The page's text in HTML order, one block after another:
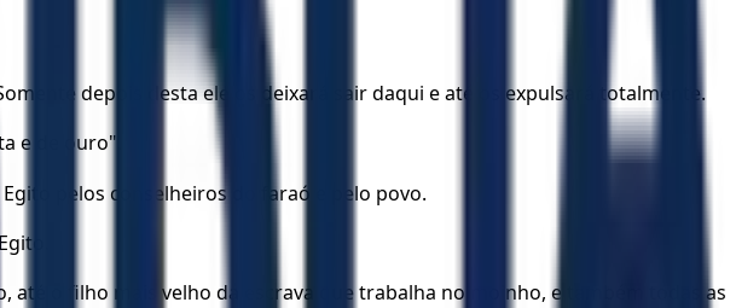
depois desta ele os deixará sair daqui e até os expulsará totalmente.
e de ouro".
pelos conselheiros do faraó e pelo povo.
o filho mais velho da escrava que trabalha no moinho, e também todas as